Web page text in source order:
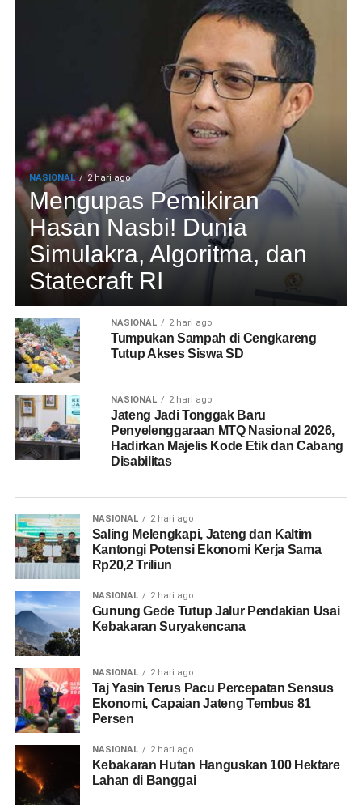
NASIONAL 2 hari ago
Mengupas Pemikiran
Hasan Nasbi! Dunia
Simulakra, Algoritma, dan
Statecraft RI
NASIONAL 2 hari ago
Tumpukan Sampah di Cengkareng
Tutup Akses Siswa SD
NASIONAL 2 hari ago
Jateng Jadi Tonggak Baru
Penyelenggaraan MTQ Nasional 2026,
Hadirkan Majelis Kode Etik dan Cabang
Disabilitas
NASIONAL 2 hari ago
Saling Melengkapi, Jateng dan Kaltim
Kantongi Potensi Ekonomi Kerja Sama
Rp20,2 Triliun
NASIONAL 2 hari ago
Gunung Gede Tutup Jalur Pendakian Usai
Kebakaran Suryakencana
NASIONAL 2 hari ago
Taj Yasin Terus Pacu Percepatan Sensus
Ekonomi, Capaian Jateng Tembus 81
Persen
NASIONAL 2 hari ago
Kebakaran Hutan Hanguskan 100 Hektare
Lahan di Banggai